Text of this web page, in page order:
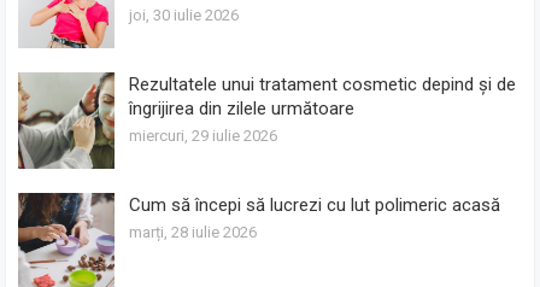
joi, 30 iulie 2026
Rezultatele unui tratament cosmetic depind și de
îngrijirea din zilele următoare
miercuri, 29 iulie 2026
Cum să începi să lucrezi cu lut polimeric acasă
marți, 28 iulie 2026